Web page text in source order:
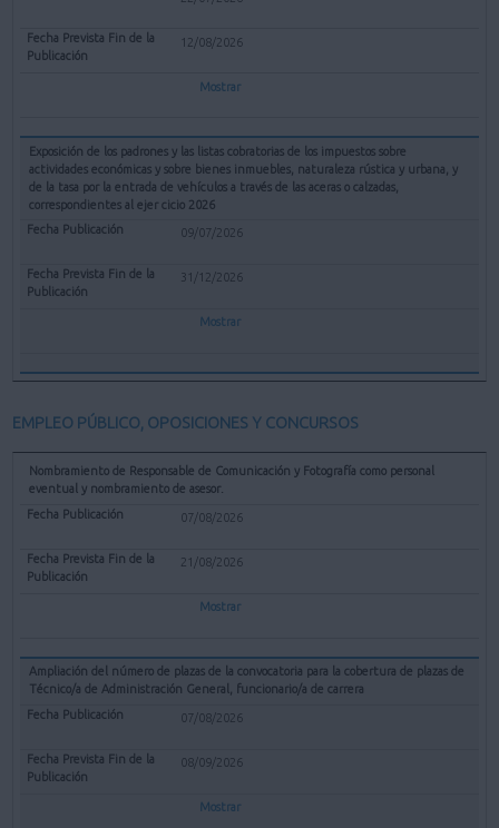
12/08/2026
Mostrar
Exposición de los padrones y las listas cobratorias de los impuestos sobre
actividades económicas y sobre bienes inmuebles, naturaleza rústica y urbana, y
de la tasa por la entrada de vehículos a través de las aceras o calzadas,
correspondientes al ejer cicio 2026
09/07/2026
31/12/2026
Mostrar
EMPLEO PÚBLICO, OPOSICIONES Y CONCURSOS
Nombramiento de Responsable de Comunicación y Fotografía como personal
eventual y nombramiento de asesor.
07/08/2026
21/08/2026
Mostrar
Ampliación del número de plazas de la convocatoria para la cobertura de plazas de
Técnico/a de Administración General, funcionario/a de carrera
07/08/2026
08/09/2026
Mostrar